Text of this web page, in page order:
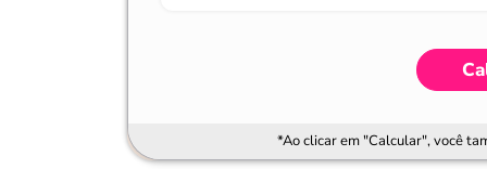
*Ao clicar em "Calcular", você